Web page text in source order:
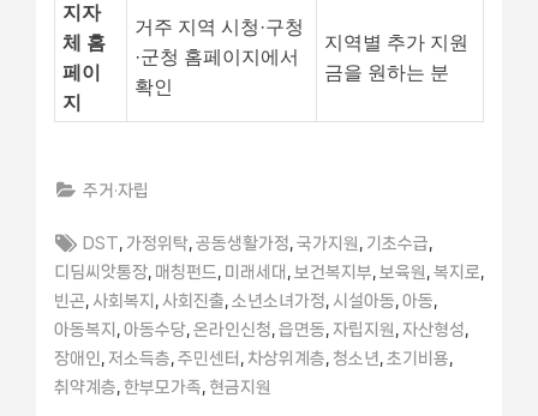
지자
체 홈
페이
지
거주 지역 시청·구청
·군청 홈페이지에서
확인
지역별 추가 지원
금을 원하는 분
주거·자립
Tags:
DST 가정위탁 ,공동생활가정 ,국가지원 기초수급
디딤씨앗통장 매칭펀드 미래세대 보건복지부 보육원 복지로
빈곤 사회복지 사회진출 소년소녀가정 시설아동 아동
아동복지
아동수당 온라인신청 읍면동 자립지원 자산형성
장애인 저소득층 주민센터 차상위계층 청소년 초기비용
취약계층 한부모가족 현금지원